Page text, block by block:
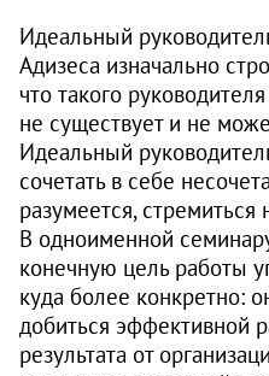
Идеальный
Адизеса изначально
что такого
не существует и не
Идеальный
сочетать в себе
разумеется,
В одноименной
конечную цель работы
куда более конкретно:
добиться эффективной
результата от